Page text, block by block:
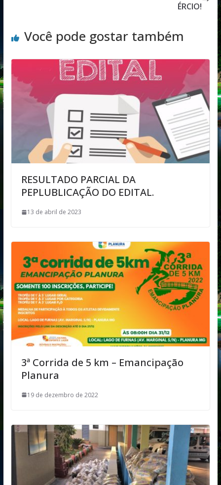
ÉRCIO!
Você pode gostar também
RESULTADO PARCIAL DA
PEPLUBLICAÇÃO DO EDITAL.
13 de abril de 2023
3ª Corrida de 5 km – Emancipação
Planura
19 de dezembro de 2022